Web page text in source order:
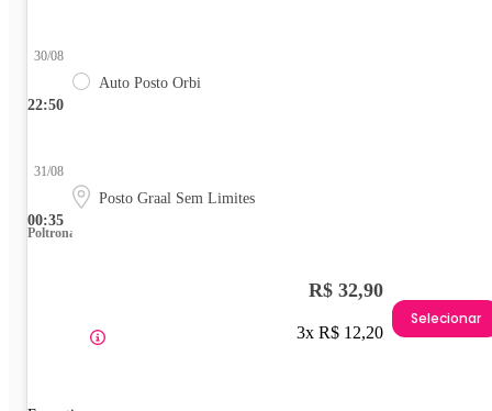
22:50
30/08
Auto Posto Orbi
00:35
31/08
Posto Graal Sem Limites
Poltrona
R$ 32,90
3x R$ 12,20
Selecionar